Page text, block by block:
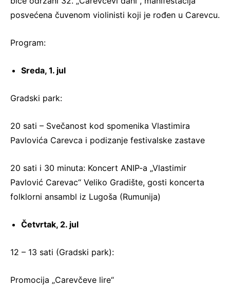
posvećena čuvenom violinisti koji je rođen u Carevcu.
Program:
Sreda, 1. jul
Gradski park:
20 sati – Svečanost kod spomenika Vlastimira
Pavlovića Carevca i podizanje festivalske zastave
20 sati i 30 minuta: Koncert ANIP-a „Vlastimir
Pavlović Carevac“ Veliko Gradište, gosti koncerta
folklorni ansambl iz Lugoša (Rumunija)
Četvrtak, 2. jul
12 – 13 sati (Gradski park):
Promocija „Carevčeve lire“